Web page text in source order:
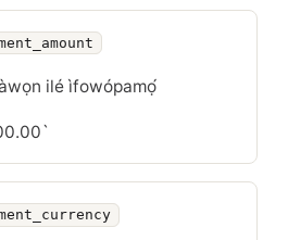
ilé ìfowópamọ́